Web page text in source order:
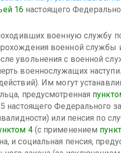
16 настоящего
военную службу
военной службы
увольнения с военной
военнослужащих
Им могут
предусмотренная
настоящего Федерального
или пенсия по
4(с применением
и социальная пенсия,